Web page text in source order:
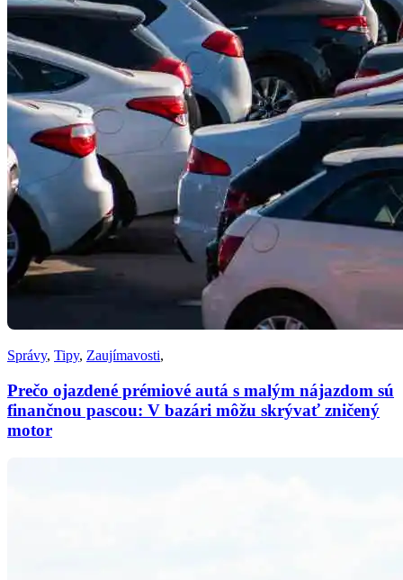
Správy, Tipy, Zaujímavosti,
Prečo ojazdené prémiové autá s malým nájazdom sú
finančnou pascou: V bazári môžu skrývať zničený
motor